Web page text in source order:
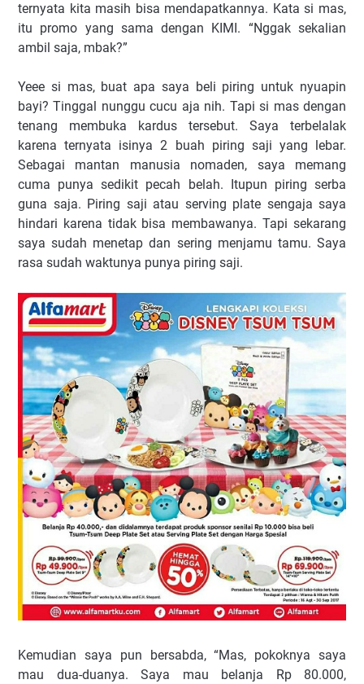
ternyata kita masih bisa mendapatkannya. Kata si mas,
itu promo yang sama dengan KIMI. “Nggak sekalian
ambil saja, mbak?”
Yeee si mas, buat apa saya beli piring untuk nyuapin
bayi? Tinggal nunggu cucu aja nih. Tapi si mas dengan
tenang membuka kardus tersebut. Saya terbelalak
karena ternyata isinya 2 buah piring saji yang lebar.
Sebagai mantan manusia nomaden, saya memang
cuma punya sedikit pecah belah. Itupun piring serba
guna saja. Piring saji atau serving plate sengaja saya
hindari karena tidak bisa membawanya. Tapi sekarang
saya sudah menetap dan sering menjamu tamu. Saya
rasa sudah waktunya punya piring saji.
Kemudian saya pun bersabda, “Mas, pokoknya saya
mau dua-duanya. Saya mau belanja Rp 80.000,